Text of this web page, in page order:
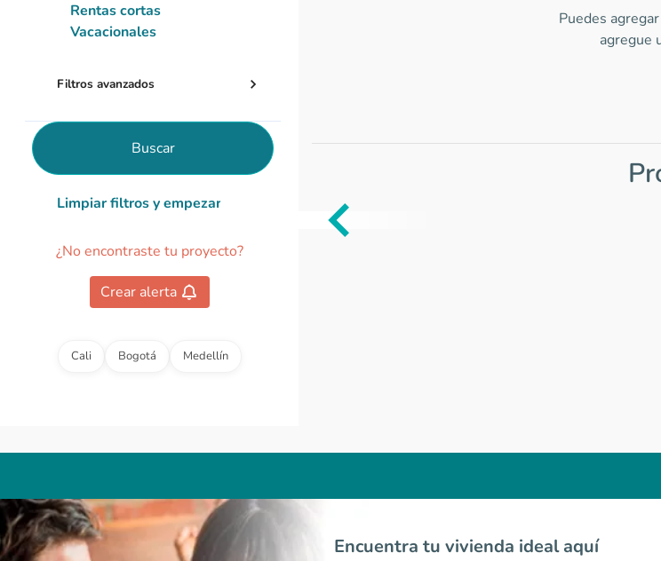
Puedes
agregue
Item
Rentas cortas
Vacacionales
Filtros avanzados
Buscar
Limpiar filtros y empezar de nuevo
¿No encontraste tu proyecto?
Crear alerta
Cali Bogotá Medellín
Encuentra tu vivienda ideal aquí